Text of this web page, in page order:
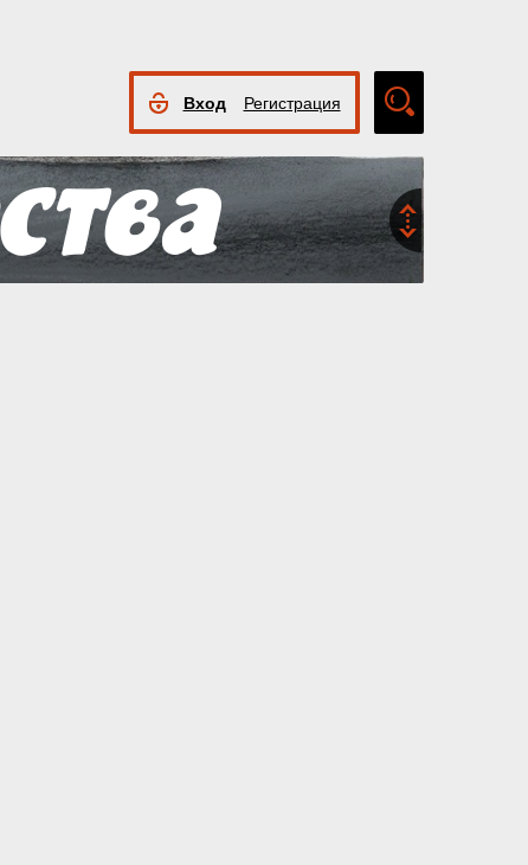
Вход Регистрация
поиск